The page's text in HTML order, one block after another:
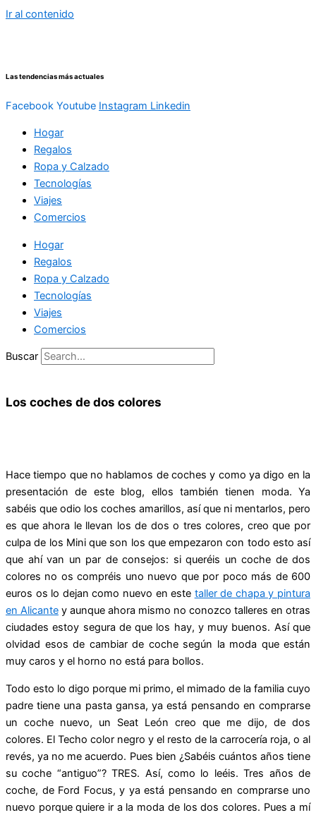
Ir al contenido
Las tendencias más actuales
Facebook Youtube Instagram Linkedin
Hogar
Regalos
Ropa y Calzado
Tecnologías
Viajes
Comercios
Hogar
Regalos
Ropa y Calzado
Tecnologías
Viajes
Comercios
Buscar
Los coches de dos colores
Hace tiempo que no hablamos de coches y como ya digo en la
presentación de este blog, ellos también tienen moda. Ya
sabéis que odio los coches amarillos, así que ni mentarlos, pero
es que ahora le llevan los de dos o tres colores, creo que por
culpa de los Mini que son los que empezaron con todo esto así
que ahí van un par de consejos: si queréis un coche de dos
colores no os compréis uno nuevo que por poco más de 600
euros os lo dejan como nuevo en este taller de chapa y pintura
en Alicante y aunque ahora mismo no conozco talleres en otras
ciudades estoy segura de que los hay, y muy buenos. Así que
olvidad esos de cambiar de coche según la moda que están
muy caros y el horno no está para bollos.
Todo esto lo digo porque mi primo, el mimado de la familia cuyo
padre tiene una pasta gansa, ya está pensando en comprarse
un coche nuevo, un Seat León creo que me dijo, de dos
colores. El Techo color negro y el resto de la carrocería roja, o al
revés, ya no me acuerdo. Pues bien ¿Sabéis cuántos años tiene
su coche “antiguo”? TRES. Así, como lo leéis. Tres años de
coche, de Ford Focus, y ya está pensando en comprarse uno
nuevo porque quiere ir a la moda de los dos colores. Pues a mí